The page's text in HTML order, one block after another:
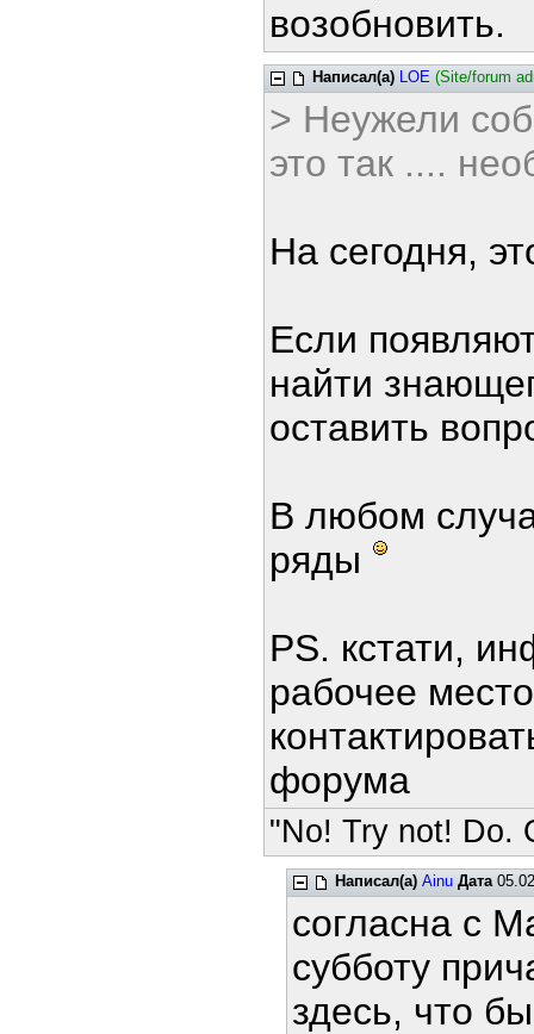
возобновить.
Написал(а) LOE (Site/forum
> Неужели
это так ....
На сегодня,
Если
найти
оставить
В любом
ряды
PS. кстати,
рабочее
форума
"No! Try not! Do.
Написал(а) Ainu Дата
согласна с
субботу
здесь, что